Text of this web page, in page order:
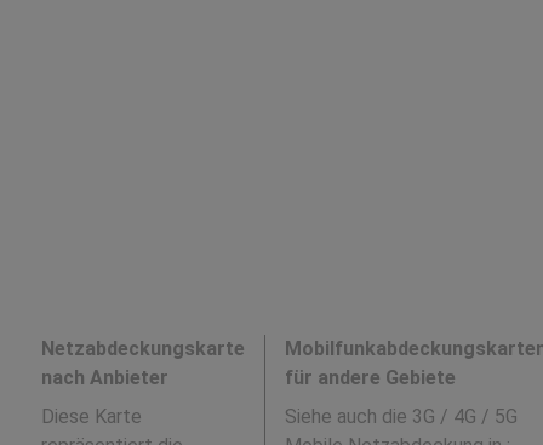
Netzabdeckungskarte
nach Anbieter
Diese Karte
für andere Gebiete
Siehe auch die 3G / 4G / 5G